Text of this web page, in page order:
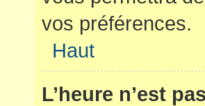
vos préférences.
Haut
L’heure n’est